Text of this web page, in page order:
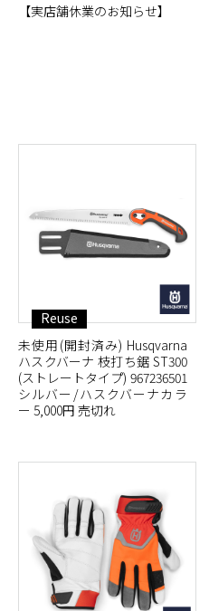
【実店舗休業のお知らせ】
Reuse
未使用(開封済み) Husqvarna
ハスクバーナ 枝打ち鋸 ST300
(ストレートタイプ) 967236501
シルバー/ハスクバーナカラ
ー 5,000円 売切れ